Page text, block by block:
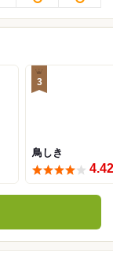
3
鳥しき
4.42